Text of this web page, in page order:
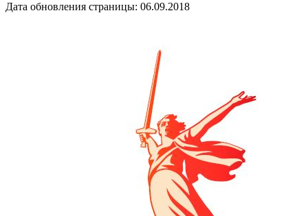
Дата обновления страницы: 06.09.2018